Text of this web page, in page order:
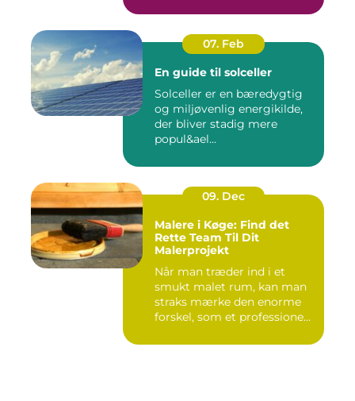
07. Feb
En guide til solceller
Solceller er en bæredygtig
og miljøvenlig energikilde,
der bliver stadig mere
popul&ael...
09. Dec
Malere i Køge: Find det
Rette Team Til Dit
Malerprojekt
Når man træder ind i et
smukt malet rum, kan man
straks mærke den enorme
forskel, som et professione...